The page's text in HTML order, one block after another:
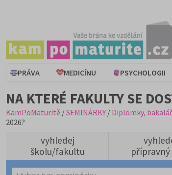
PRÁVA MEDICÍNU PSYCHOLOGII
NA KTERÉ FAKULTY SE
KamPoMaturitě /SEMINÁRKY / Diplomky,
2026?
vyhledej
školu/fakultu
přípravný